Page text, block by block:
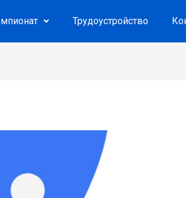
Трудоустройство